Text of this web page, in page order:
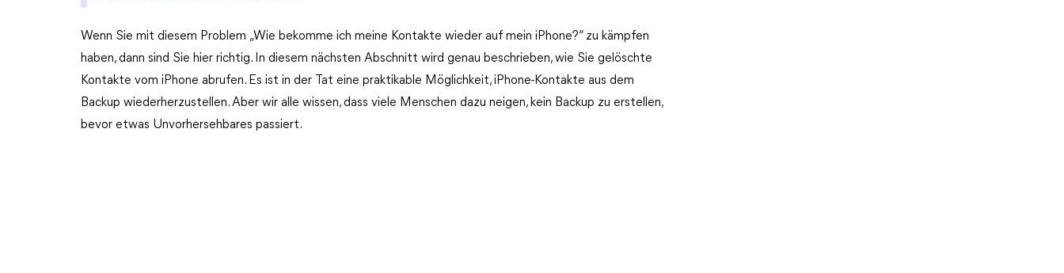
Wenn Sie mit diesem Problem „Wie bekomme ich meine Kontakte wieder auf mein iPhone?“ zu kämpfen
haben, dann sind Sie hier richtig. In diesem nächsten Abschnitt wird genau beschrieben, wie Sie gelöschte
Kontakte vom iPhone abrufen. Es ist in der Tat eine praktikable Möglichkeit, iPhone-Kontakte aus dem
Backup wiederherzustellen. Aber wir alle wissen, dass viele Menschen dazu neigen, kein Backup zu erstellen,
bevor etwas Unvorhersehbares passiert.